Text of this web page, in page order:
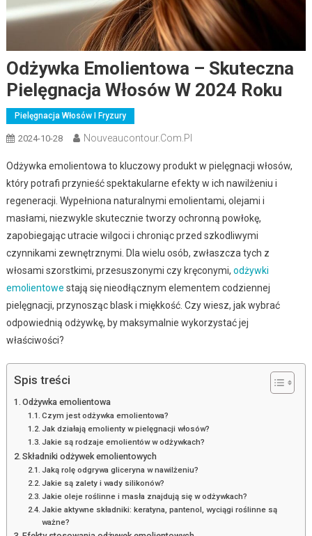
Odżywka Emolientowa – Skuteczna
Pielęgnacja Włosów W 2024 Roku
Pielęgnacja Włosów I Fryzury
2024-10-28 Nouveaucontour.com.pl
Odżywka emolientowa to kluczowy produkt w pielęgnacji włosów,
który potrafi przynieść spektakularne efekty w ich nawilżeniu i
regeneracji. Wypełniona naturalnymi emolientami, olejami i
masłami, niezwykle skutecznie tworzy ochronną powłokę,
zapobiegając utracie wilgoci i chroniąc przed szkodliwymi
czynnikami zewnętrznymi. Dla wielu osób, zwłaszcza tych z
włosami szorstkimi, przesuszonymi czy kręconymi, odżywki
emolientowe stają się nieodłącznym elementem codziennej
pielęgnacji, przynosząc blask i miękkość. Czy wiesz, jak wybrać
odpowiednią odżywkę, by maksymalnie wykorzystać jej
właściwości?
Spis treści
Odżywka emolientowa
Czym jest odżywka emolientowa?
Jak działają emolienty w pielęgnacji włosów?
Jakie są rodzaje emolientów w odżywkach?
Składniki odżywek emolientowych
Jaką rolę odgrywa gliceryna w nawilżeniu?
Jakie są zalety i wady silikonów?
Jakie oleje roślinne i masła znajdują się w odżywkach?
Jakie aktywne składniki: keratyna, pantenol, wyciągi roślinne są
ważne?